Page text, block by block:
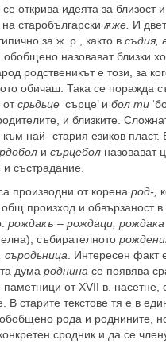
открива идеята за близост
старобъл­гарски ѫже. И
за ж. р., както в съдия,
назовават близки
родственикът е този, за
обичаш. Така се пораж­да
отсрьдьце ‘сърце’ и бол ти
и близките.
най- стария езиков
и сърцебол назовават
състрадание.
производни от корена род-,
общ произход и обвързаност
рождакъ – рождаци, рожда­ка
събирателно­то
съродьница . Интересен факт
дума роднина се появява
паметници от XVII в. насетне,
В стари­те текстове тя е в
рода и роднините,
сродник и да се